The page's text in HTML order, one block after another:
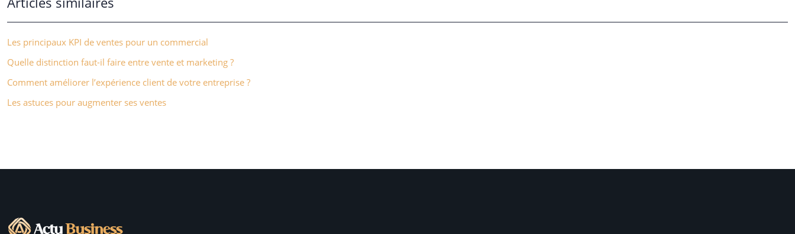
Les principaux KPI de ventes pour un commercial
Quelle distinction faut-il faire entre vente et marketing ?
Comment améliorer l’expérience client de votre entreprise ?
Les astuces pour augmenter ses ventes